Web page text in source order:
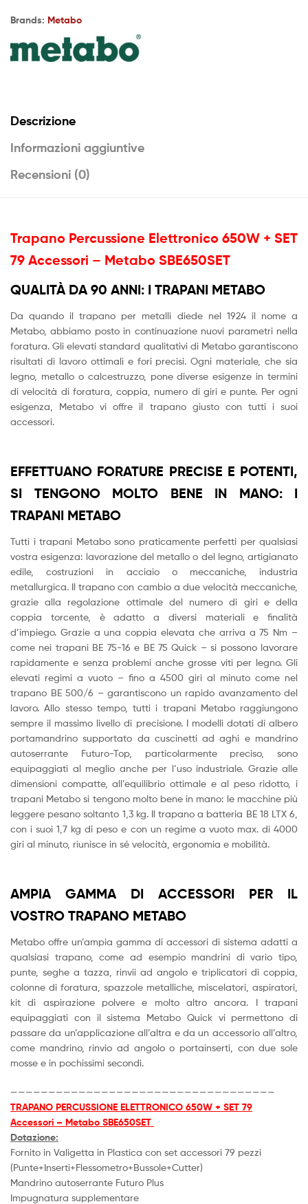
Brands: Metabo
Descrizione
Informazioni aggiuntive
Recensioni (0)
Trapano Percussione Elettronico 650W + SET
79 Accessori – Metabo SBE650SET
QUALITÀ DA 90 ANNI: I TRAPANI METABO
Da quando il trapano per metalli diede nel 1924 il nome a
Metabo, abbiamo posto in continuazione nuovi parametri nella
foratura. Gli elevati standard qualitativi di Metabo garantiscono
risultati di lavoro ottimali e fori precisi. Ogni materiale, che sia
legno, metallo o calcestruzzo, pone diverse esigenze in termini
di velocità di foratura, coppia, numero di giri e punte. Per ogni
esigenza, Metabo vi offre il trapano giusto con tutti i suoi
accessori.
EFFETTUANO FORATURE PRECISE E POTENTI,
SI TENGONO MOLTO BENE IN MANO: I
TRAPANI METABO
Tutti i trapani Metabo sono praticamente perfetti per qualsiasi
vostra esigenza: lavorazione del metallo o del legno, artigianato
edile, costruzioni in acciaio o meccaniche, industria
metallurgica. Il trapano con cambio a due velocità meccaniche,
grazie alla regolazione ottimale del numero di giri e della
coppia torcente, è adatto a diversi materiali e finalità
d’impiego. Grazie a una coppia elevata che arriva a 75 Nm –
come nei trapani BE 75-16 e BE 75 Quick – si possono lavorare
rapidamente e senza problemi anche grosse viti per legno. Gli
elevati regimi a vuoto – fino a 4500 giri al minuto come nel
trapano BE 500/6 – garantiscono un rapido avanzamento del
lavoro. Allo stesso tempo, tutti i trapani Metabo raggiungono
sempre il massimo livello di precisione. I modelli dotati di albero
portamandrino supportato da cuscinetti ad aghi e mandrino
autoserrante Futuro-Top, particolarmente preciso, sono
equipaggiati al meglio anche per l’uso industriale. Grazie alle
dimensioni compatte, all’equilibrio ottimale e al peso ridotto, i
trapani Metabo si tengono molto bene in mano: le macchine più
leggere pesano soltanto 1,3 kg. Il trapano a batteria BE 18 LTX 6,
con i suoi 1,7 kg di peso e con un regime a vuoto max. di 4000
giri al minuto, riunisce in sé velocità, ergonomia e mobilità.
AMPIA GAMMA DI ACCESSORI PER IL
VOSTRO TRAPANO METABO
Metabo offre un’ampia gamma di accessori di sistema adatti a
qualsiasi trapano, come ad esempio mandrini di vario tipo,
punte, seghe a tazza, rinvii ad angolo e triplicatori di coppia,
colonne di foratura, spazzole metalliche, miscelatori, aspiratori,
kit di aspirazione polvere e molto altro ancora. I trapani
equipaggiati con il sistema Metabo Quick vi permettono di
passare da un’applicazione all’altra e da un accessorio all’altro,
come mandrino, rinvio ad angolo o portainserti, con due sole
mosse e in pochissimi secondi.
———————————————————————————————————
TRAPANO PERCUSSIONE ELETTRONICO 650W + SET 79
Accessori – Metabo SBE650SET
Dotazione:
Fornito in Valigetta in Plastica con set accessori 79 pezzi
(Punte+Inserti+Flessometro+Bussole+Cutter)
Mandrino autoserrante Futuro Plus
Impugnatura supplementare